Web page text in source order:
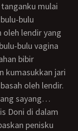
bulu
oleh lendir yang
bulu vagina
bibir
kumasukkan jari
oleh lendir.
Doni di dalam
penisku